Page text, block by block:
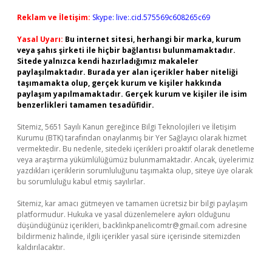
Reklam ve İletişim: Skype: live:.cid.575569c608265c69
Yasal Uyarı: Bu internet sitesi, herhangi bir marka, kurum
veya şahıs şirketi ile hiçbir bağlantısı bulunmamaktadır.
Sitede yalnızca kendi hazırladığımız makaleler
paylaşılmaktadır. Burada yer alan içerikler haber niteliği
taşımamakta olup, gerçek kurum ve kişiler hakkında
paylaşım yapılmamaktadır. Gerçek kurum ve kişiler ile isim
benzerlikleri tamamen tesadüfidir.
Sitemiz, 5651 Sayılı Kanun gereğince Bilgi Teknolojileri ve İletişim
Kurumu (BTK) tarafından onaylanmış bir Yer Sağlayıcı olarak hizmet
vermektedir. Bu nedenle, sitedeki içerikleri proaktif olarak denetleme
veya araştırma yükümlülüğümüz bulunmamaktadır. Ancak, üyelerimiz
yazdıkları içeriklerin sorumluluğunu taşımakta olup, siteye üye olarak
bu sorumluluğu kabul etmiş sayılırlar.
Sitemiz, kar amacı gütmeyen ve tamamen ücretsiz bir bilgi paylaşım
platformudur. Hukuka ve yasal düzenlemelere aykırı olduğunu
düşündüğünüz içerikleri, backlinkpanelicomtr@gmail.com adresine
bildirmeniz halinde, ilgili içerikler yasal süre içerisinde sitemizden
kaldırılacaktır.